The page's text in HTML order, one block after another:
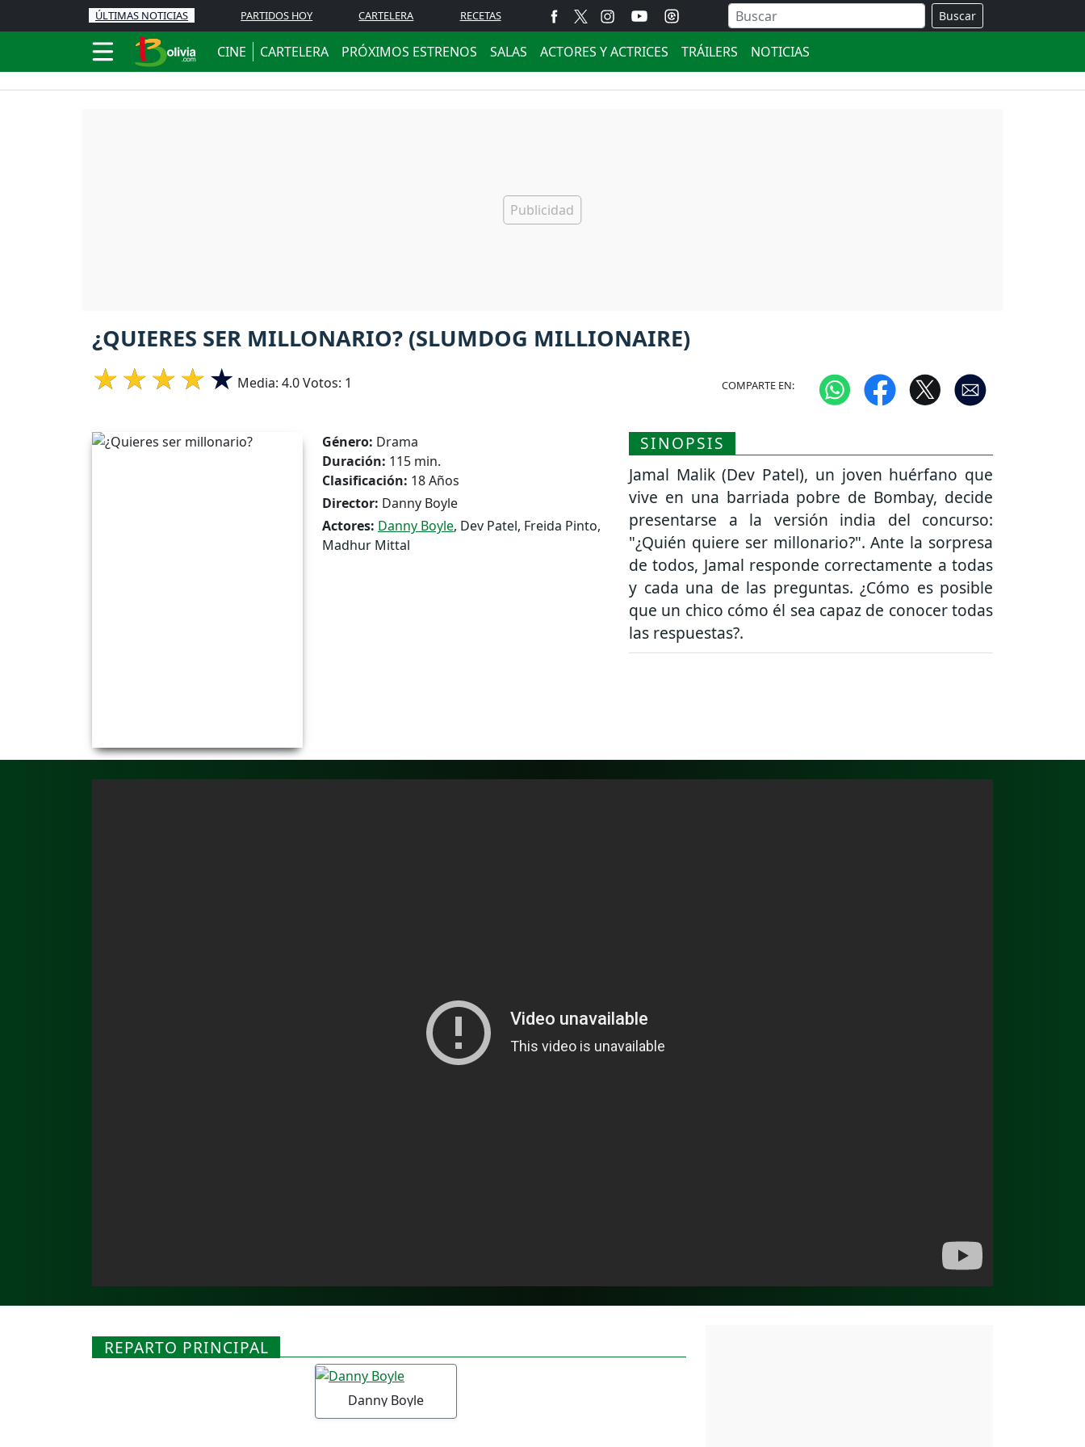
ÚLTIMAS NOTICIAS PARTIDOS HOY CARTELERA RECETAS Buscar
CINE CARTELERA PRÓXIMOS ESTRENOS SALAS ACTORES Y ACTRICES TRÁILERS NOTICIAS
¿QUIERES SER MILLONARIO? (SLUMDOG MILLIONAIRE)
Media: 4.0Votos: 1 COMPARTE EN:
Género: Drama
Duración: 115 min.
Clasificación: 18 Años
Director: Danny Boyle
Actores: Danny Boyle, Dev Patel, Freida Pinto,
Madhur Mittal
SINOPSIS
Jamal Malik (Dev Patel), un joven huérfano que
vive en una barriada pobre de Bombay, decide
presentarse a la versión india del concurso:
"¿Quién quiere ser millonario?". Ante la sorpresa
de todos, Jamal responde correctamente a todas
y cada una de las preguntas. ¿Cómo es posible
que un chico cómo él sea capaz de conocer todas
las respuestas?.
REPARTO PRINCIPAL
Danny Boyle